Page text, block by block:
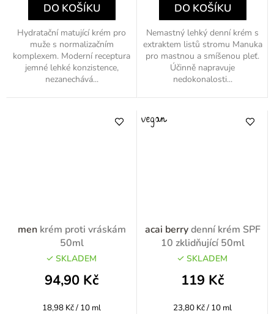
DO KOŠÍKU
Hydratační matující krém pro
muže s normalizačním
komplexem. Moderní receptura
jemné lehké konzistence,
nezanechává...
DO KOŠÍKU
Nemastný lehký denní krém s
extraktem listů stromu Manuka
pro mastnou a smíšenou pleť.
Účinně napravuje
nedokonalosti...
men krém proti vráskám
50ml
SKLADEM
94,90 Kč
Měrná
18,98 Kč / 10 ml
acai berrydenní krém SPF
10 zklidňující 50ml
SKLADEM
119 Kč
Měrná
23,80 Kč / 10 ml